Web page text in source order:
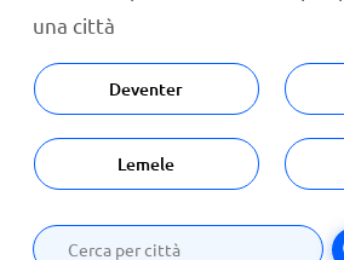
una città
Deventer
Lemele